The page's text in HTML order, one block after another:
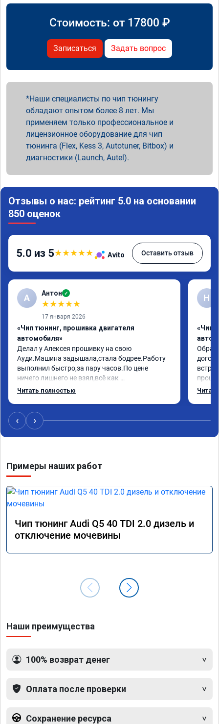
Стоимость: от 17800 ₽
Записаться Задать вопрос
Наши специалисты по чип тюнингу
обладают опытом более 8 лет. Мы
применяем только профессиональное и
лицензионное оборудование для чип
тюнинга (Flex, Kess 3, Autotuner, Bitbox) и
диагностики (Launch, Autel).
Отзывы о нас: рейтинг 5.0 на основании
850 оценок
5.0 из 5★★★★★ Avito Оставить отзыв
А Антон ✓
★★★★★
17 января 2026
«Чип тюнинг, прошивка двигателя
автомобиля»
Делал у Алексея прошивку на свою
Ауди.Машина задышала,стала бодрее.Работу
выполнил быстро,за пару часов.По цене
ничего лишнего не взял,всё как
договаривались заранее.После работы
поломки авто.Однозначно рекомендую
Алексея как грамотного специалиста!
Читать полностью
Н
«Чип
Арман
‹ ›
Примеры наших работ
Чип тюнинг Audi Q5 40 TDI 2.0 дизель и
отключение мочевины
Наши преимущества
100% возврат денег
Оплата после проверки
Сохранение ресурса